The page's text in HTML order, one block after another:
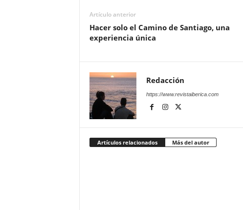
Artículo anterior
Hacer solo el Camino de Santiago, una
experiencia única
Redacción
https://www.revistaiberica.com
Artículos relacionados Más del autor